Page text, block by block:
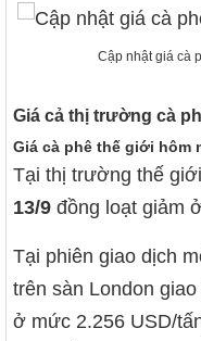
Cập nhật giá cà
Giá cả thị trường cà
Giá cà phê thế giới hôm
Tại thị trường thế
13/9 đồng loạt giảm
Tại phiên giao dịch
trên sàn London
ở mức 2.256 USD/